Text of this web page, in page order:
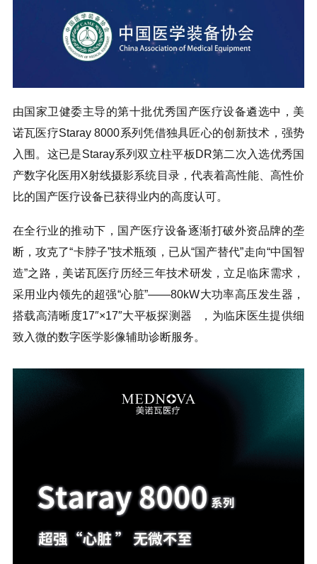
由国家卫健委主导的第十批优秀国产医疗设备遴选中，美
诺瓦医疗Staray 8000系列凭借独具匠心的创新技术，强势
入围。这已是Staray系列双立柱平板DR第二次入选优秀国
产数字化医用X射线摄影系统目录，代表着高性能、高性价
比的国产医疗设备已获得业内的高度认可。
在全行业的推动下，国产医疗设备逐渐打破外资品牌的垄
断，攻克了“卡脖子”技术瓶颈，已从“国产替代”走向“中国智
造”之路，美诺瓦医疗历经三年技术研发，立足临床需求，
采用业内领先的超强“心脏”——80kW大功率高压发生器，
搭载高清晰度17″×17″大平板探测器
，为临床医生提供细
致入微的数字医学影像辅助诊断服务。